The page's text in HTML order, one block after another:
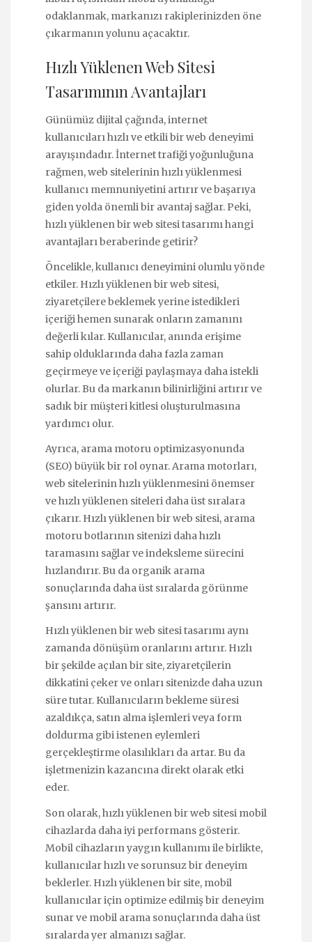
odaklanmak, markanızı rakiplerinizden öne
çıkarmanın yolunu açacaktır.
Hızlı Yüklenen Web Sitesi
Tasarımının Avantajları
Günümüz dijital çağında, internet
kullanıcıları hızlı ve etkili bir web deneyimi
arayışındadır. İnternet trafiği yoğunluğuna
rağmen, web sitelerinin hızlı yüklenmesi
kullanıcı memnuniyetini artırır ve başarıya
giden yolda önemli bir avantaj sağlar. Peki,
hızlı yüklenen bir web sitesi tasarımı hangi
avantajları beraberinde getirir?
Öncelikle, kullanıcı deneyimini olumlu yönde
etkiler. Hızlı yüklenen bir web sitesi,
ziyaretçilere beklemek yerine istedikleri
içeriği hemen sunarak onların zamanını
değerli kılar. Kullanıcılar, anında erişime
sahip olduklarında daha fazla zaman
geçirmeye ve içeriği paylaşmaya daha istekli
olurlar. Bu da markanın bilinirliğini artırır ve
sadık bir müşteri kitlesi oluşturulmasına
yardımcı olur.
Ayrıca, arama motoru optimizasyonunda
(SEO) büyük bir rol oynar. Arama motorları,
web sitelerinin hızlı yüklenmesini önemser
ve hızlı yüklenen siteleri daha üst sıralara
çıkarır. Hızlı yüklenen bir web sitesi, arama
motoru botlarının sitenizi daha hızlı
taramasını sağlar ve indeksleme sürecini
hızlandırır. Bu da organik arama
sonuçlarında daha üst sıralarda görünme
şansını artırır.
Hızlı yüklenen bir web sitesi tasarımı aynı
zamanda dönüşüm oranlarını artırır. Hızlı
bir şekilde açılan bir site, ziyaretçilerin
dikkatini çeker ve onları sitenizde daha uzun
süre tutar. Kullanıcıların bekleme süresi
azaldıkça, satın alma işlemleri veya form
doldurma gibi istenen eylemleri
gerçekleştirme olasılıkları da artar. Bu da
işletmenizin kazancına direkt olarak etki
eder.
Son olarak, hızlı yüklenen bir web sitesi mobil
cihazlarda daha iyi performans gösterir.
Mobil cihazların yaygın kullanımı ile birlikte,
kullanıcılar hızlı ve sorunsuz bir deneyim
beklerler. Hızlı yüklenen bir site, mobil
kullanıcılar için optimize edilmiş bir deneyim
sunar ve mobil arama sonuçlarında daha üst
sıralarda yer almanızı sağlar.